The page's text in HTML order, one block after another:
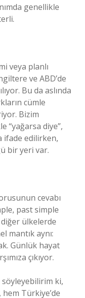
genellikle
veya planlı
ve ABD’de
Bu da aslında
cümle
Bizim
“yağarsa diye”,
ifade edilirken,
bir yeri var.
cevabı
past simple
ülkelerde
mantık aynı:
Günlük hayat
çıkıyor.
söyleyebilirim ki,
hem Türkiye’de